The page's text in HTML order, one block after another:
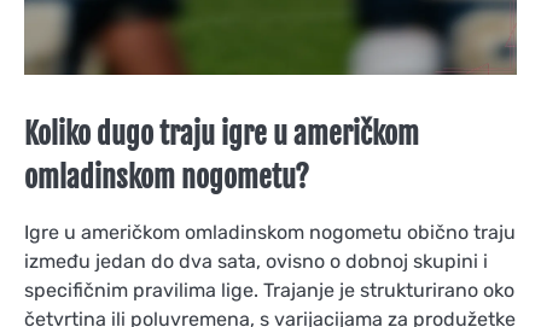
Koliko dugo traju igre u američkom
omladinskom nogometu?
Igre u američkom omladinskom nogometu obično traju
između jedan do dva sata, ovisno o dobnoj skupini i
specifičnim pravilima lige. Trajanje je strukturirano oko
četvrtina ili poluvremena, s varijacijama za produžetke